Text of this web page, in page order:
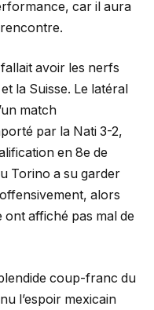
car il aura
avoir les nerfs
la Suisse. Le latéral
match
par la Nati 3-2,
en 8e de
Torino a su garder
alors
ont affiché pas mal de
coup-franc du
l’espoir mexicain